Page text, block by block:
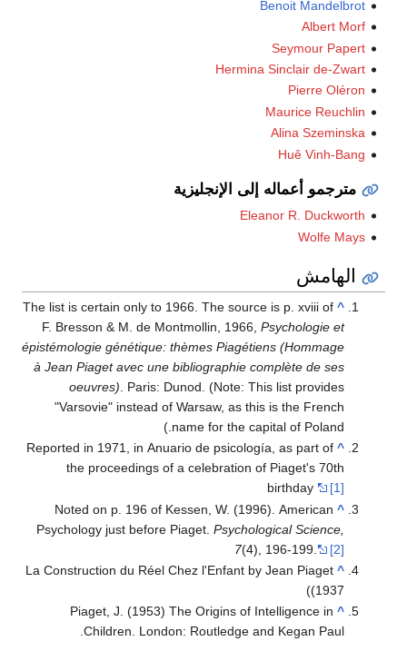
Benoit Mandelbrot
Albert Morf
Seymour Papert
Hermina Sinclair de-Zwart
Pierre Oléron
Maurice Reuchlin
Alina Szeminska
Huê Vinh-Bang
مترجمو أعماله إلى الإنجليزية
Eleanor R. Duckworth
Wolfe Mays
الهامش
^
The list is certain only to 1966. The source is p. xviii of
F. Bresson & M. de Montmollin, 1966,Psychologie et
épistémologie génétique: thèmes Piagétiens (Hommage
à Jean Piaget avec une bibliographie complète de ses
oeuvres) . Paris: Dunod. (Note: This list provides
"Varsovie" instead of Warsaw, as this is the French
name for the capital of Poland.)
^
Reported in 1971, in Anuario de psicología, as part of
the proceedings of a celebration of Piaget's 70th
birthday
[1]
^
Noted on p. 196 of Kessen, W. (1996). American
Psychology just before Piaget.Psychological Science,
7(4), 196-199.
[2]
^
La Construction du Réel Chez l'Enfant by Jean Piaget
(1937)
^
Piaget, J. (1953) The Origins of Intelligence in
Children. London: Routledge and Kegan Paul.